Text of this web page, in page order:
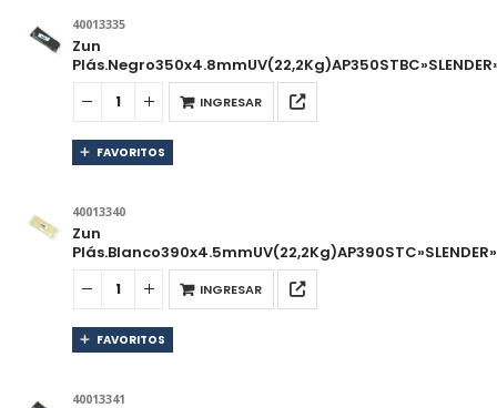
40013335
Zun
INGRESAR
FAVORITOS
40013340
Zun
INGRESAR
FAVORITOS
40013341